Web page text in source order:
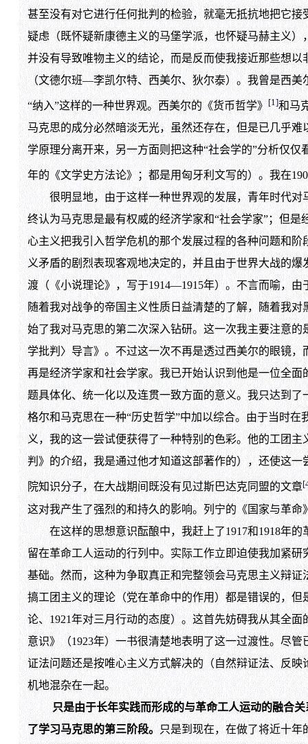
甚至没有对它进行任何批判的检验，就毫无抵抗地把它
疑虑（既怀疑新康德主义的马堡学派，也怀疑马赫主义
并没有导致唯物主义的结论，而是反而使我接近那些想
（文德尔班—李凯尔特、西美尔、狄尔泰）。我曾是西
“纳入”这样的一种世界观。西美尔的《货币哲学》 [1]和马
马克思的成分必然暗淡无光，虽然还存在，但是已几乎
学原理分离开来，另一方面则把这种“社会学的”分析仅
年的《文学史方法论》；都是用匈牙利文写的）。我在
很明显地，由于这样一种世界观的发展，青年时代对
终认为马克思是最有权威的经济学家和“社会学家”；但
心主义把我引入哲学危机的那个发展过程的各种问题和
义矛盾的剧烈表现客观地决定的，并且由于世界大战的
渡（《小说理论》，写于1914—1915年）。不言而喻，
随着我对战争的帝国主义性质日益清楚的了解，随着我
始了我对马克思的第二次深入钻研。这一次我主要注意
学批判〉导言》。不过这一次不再是透过西美尔的眼镜
再是经济学家和社会学家。我已开始认识到他是一位全
题具体化、统一化以及连贯一致方面的意义。我只达到
格尔和马克思在一种“历史哲学”中加以综合。由于当时
义，我的这一尝试便获得了一种特别的色彩。他的工团
判》的介绍，我是通过他才知道这部著作的），还使这
院知识分子，在大战期间既没有见过斯巴达克同盟的文章
这对我产生了强烈的和持久的影响。列宁的《国家与革
在这样的思想意识酝酿中，我赶上了1917和1918年的
留在革命工人运动的行列中。实际工作立即迫使我加紧
基础。然而，这种为争取真正和完整领会马克思主义辩
搞工团主义的理论（党在革命中的作用）都是错误的，
论、1921年对三月行动的态度）。这首先妨碍我从其全
意识》（1923年）一书很清楚地表明了这一过渡性。尽
证法问题还是按唯心主义方式解决的（自然辩证法、反
机地混杂在一起。
只是由于长年实践而形成的与革命工人运动的融合
了学习马克思的第三阶段。
只是到现在，在做了将近十